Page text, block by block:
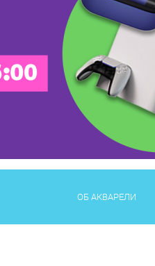
ОБ АКВАРЕЛИ